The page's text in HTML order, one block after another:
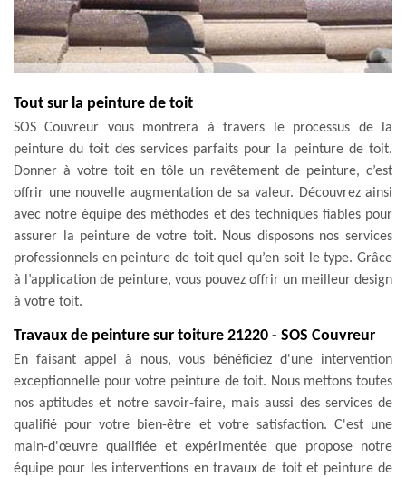
Tout sur la peinture de toit
SOS Couvreur vous montrera à travers le processus de la
peinture du toit des services parfaits pour la peinture de toit.
Donner à votre toit en tôle un revêtement de peinture, c’est
offrir une nouvelle augmentation de sa valeur. Découvrez ainsi
avec notre équipe des méthodes et des techniques fiables pour
assurer la peinture de votre toit. Nous disposons nos services
professionnels en peinture de toit quel qu’en soit le type. Grâce
à l’application de peinture, vous pouvez offrir un meilleur design
à votre toit.
Travaux de peinture sur toiture 21220 - SOS Couvreur
En faisant appel à nous, vous bénéficiez d'une intervention
exceptionnelle pour votre peinture de toit. Nous mettons toutes
nos aptitudes et notre savoir-faire, mais aussi des services de
qualifié pour votre bien-être et votre satisfaction. C'est une
main-d'œuvre qualifiée et expérimentée que propose notre
équipe pour les interventions en travaux de toit et peinture de